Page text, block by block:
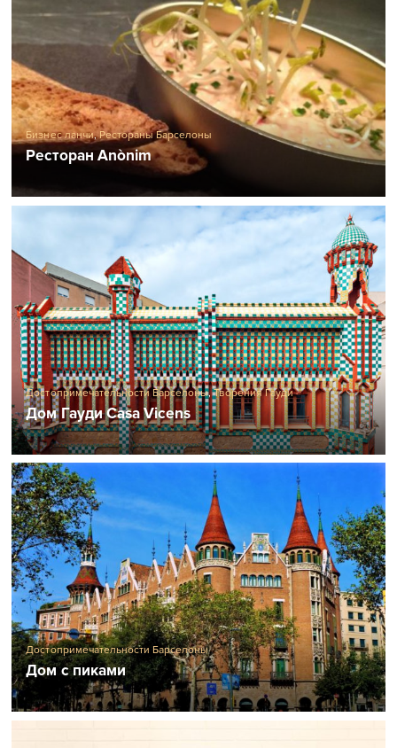
Бизнес ланчи,Рестораны Барселоны
Ресторан Anònim
Достопримечательности Барселоны,Творения Гауди
Дом Гауди Casa Vicens
Достопримечательности Барселоны
Дом с пиками